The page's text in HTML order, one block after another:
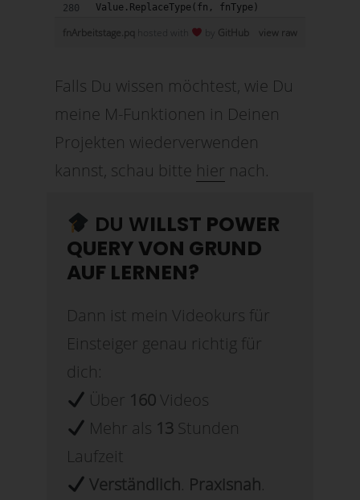
Value.ReplaceType(fn, fnType)
view raw
fnArbeitstage.pq hosted with by GitHub
Falls Du wissen möchtest, wie Du
meine M-Funktionen in Deinen
Projekten wiederverwenden
kannst, schau bitte hier nach.
DU WILLST POWER
QUERY VON GRUND
AUF LERNEN?
Dann ist mein Videokurs für
Einsteiger genau richtig für
dich:
Über 160Videos
Mehr als 13 Stunden
Laufzeit
Verständlich. Praxisnah.